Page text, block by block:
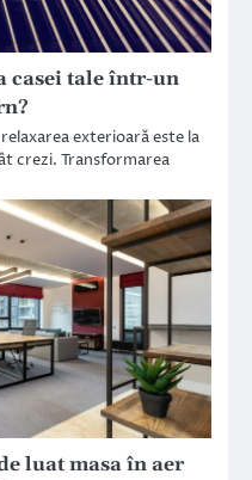
casei tale într-un
exterioară este la
crezi. Transformarea
luat masa în aer